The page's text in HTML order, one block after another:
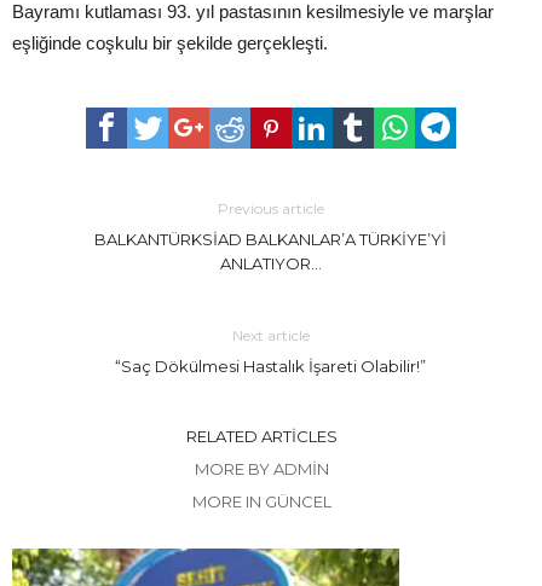
Bayramı kutlaması 93. yıl pastasının kesilmesiyle ve marşlar
eşliğinde coşkulu bir şekilde gerçekleşti.
Previous article
BALKANTÜRKSİAD BALKANLAR’A TÜRKİYE’Yİ
ANLATIYOR…
Next article
“Saç Dökülmesi Hastalık İşareti Olabilir!”
RELATED ARTICLES
MORE BY ADMIN
MORE IN GÜNCEL